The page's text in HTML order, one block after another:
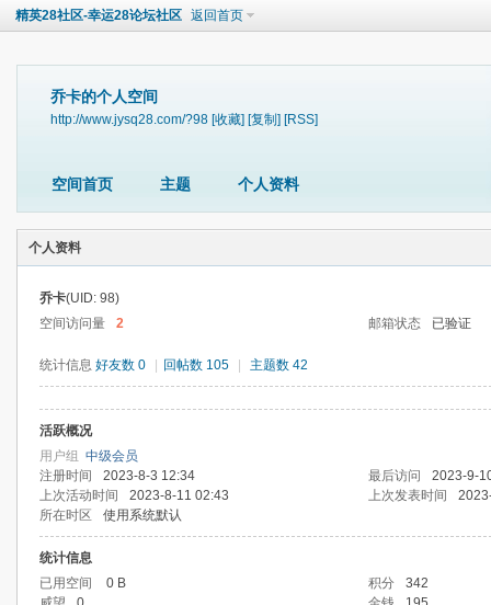
精英28社区-幸运28论坛社区 返回首页
乔卡的个人空间
http://www.jysq28.com/?98 [收藏] [复制] [RSS]
空间首页 主题 个人资料
个人资料
乔卡(UID: 98)
空间访问量
2 邮箱状态 已验证
统计信息 好友数 0 回帖数 105 主题数 42
活跃概况
用户组 中级会员
注册时间
2023-8-3 12:34 最后访问
2023-9-
上次活动时间
2023-8-11 02:43 上次发表时间
所在时区
使用系统默认
统计信息
已用空间
0 B 积分
342